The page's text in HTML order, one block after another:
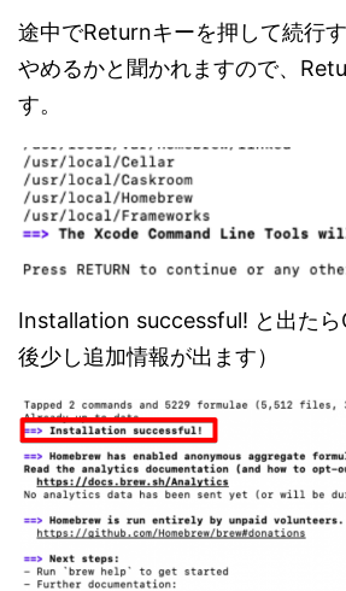
途中でReturnキーを押して続行
やめるかと聞かれますので、
す。
Installation successful! と出たら
後少し追加情報が出ます）